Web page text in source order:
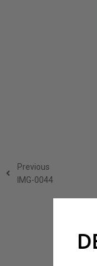
Previous
IMG-0044